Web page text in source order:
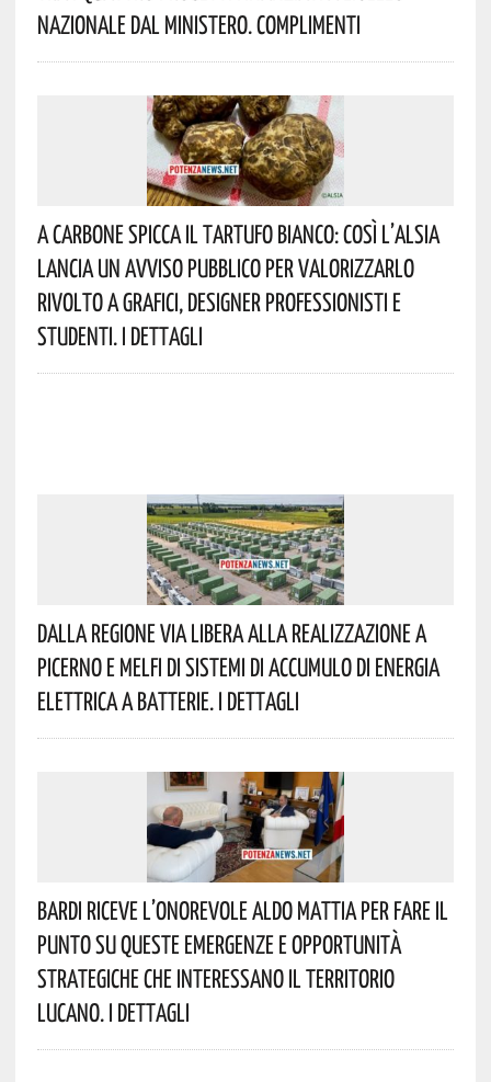
Nazionale Dal Ministero. Complimenti
A Carbone Spicca Il Tartufo Bianco: Così L’Alsia
Lancia Un Avviso Pubblico Per Valorizzarlo
Rivolto A Grafici, Designer Professionisti E
Studenti. I Dettagli
Dalla Regione Via Libera Alla Realizzazione A
Picerno E Melfi Di Sistemi Di Accumulo Di Energia
Elettrica A Batterie. I Dettagli
Bardi Riceve L’onorevole Aldo Mattia Per Fare Il
Punto Su Queste Emergenze E Opportunità
Strategiche Che Interessano Il Territorio
Lucano. I Dettagli